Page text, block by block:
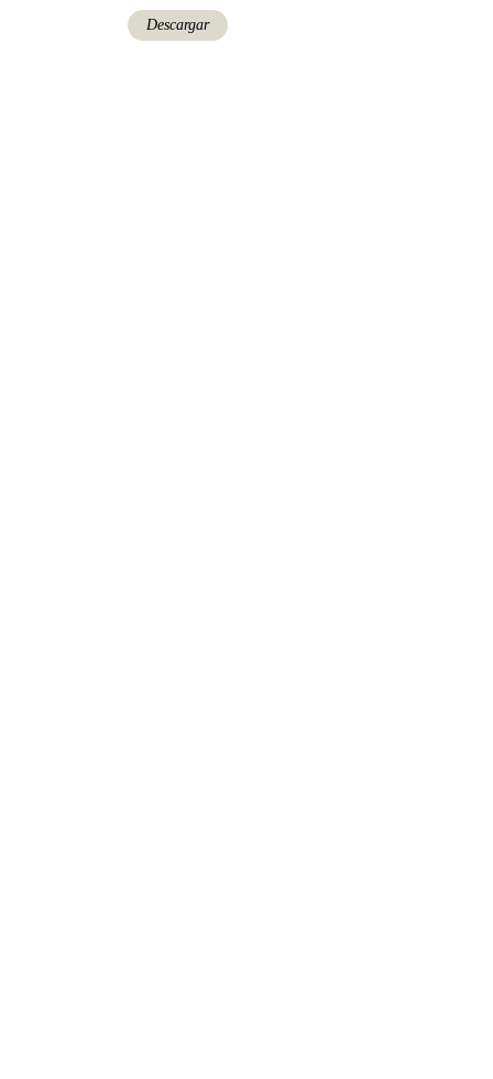
Descargar